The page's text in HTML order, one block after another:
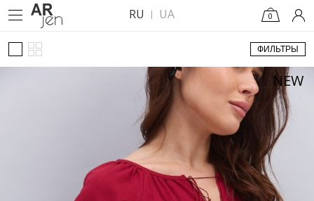
RU UA 0
ФИЛЬТРЫ
NEW